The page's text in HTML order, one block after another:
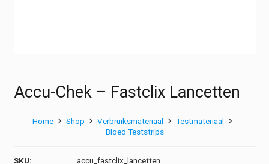
Accu-Chek – Fastclix Lancetten
Home Shop Verbruiksmateriaal
Testmateriaal
Bloed Teststrips
SKU: accu_fastclix_lancetten